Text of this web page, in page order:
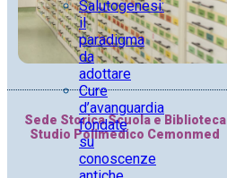
Salutogenesi:
il
paradigma
da
adottare
Cure
d’avanguardia
fondate
su
conoscenze
Sede Storica Scuola e Biblioteca
Studio Polimedico Cemonmed